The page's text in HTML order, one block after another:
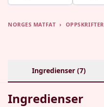
NORGES MATFAT › OPPSKRIFTER
Ingredienser (7)
Ingredienser